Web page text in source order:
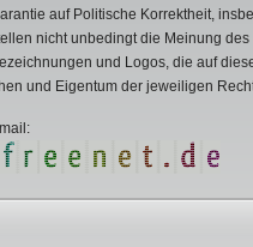
auf Politische Korrektheit,
nicht unbedingt die Meinung
und Logos, die auf
und Eigentum der jeweiligen